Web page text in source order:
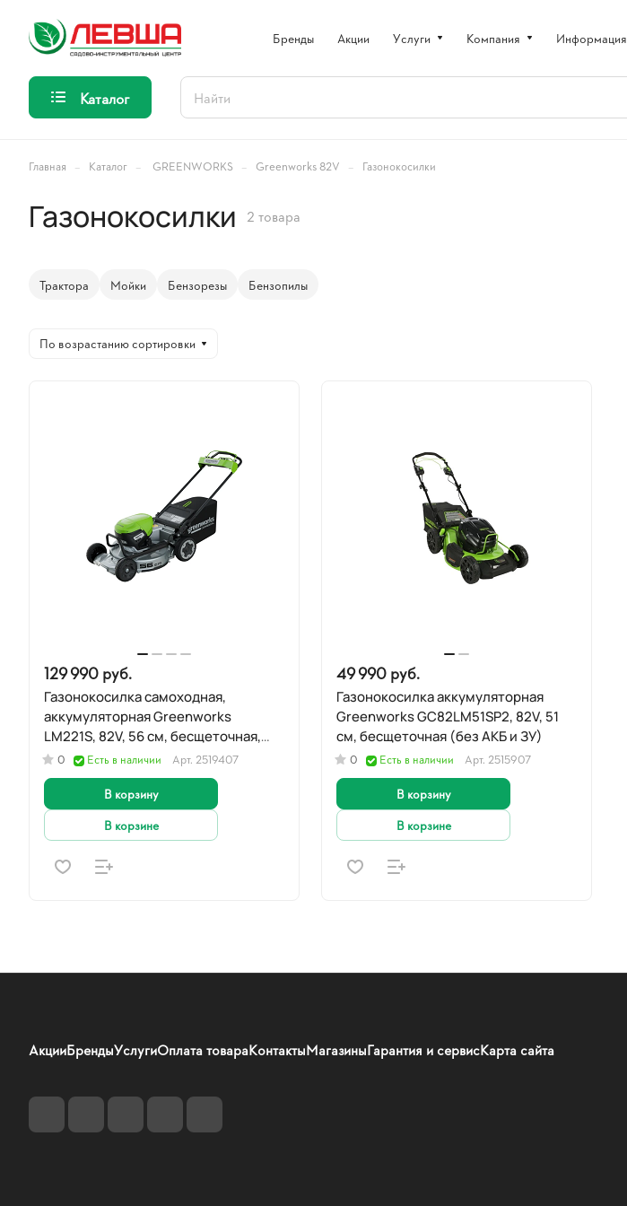
Бренды Акции Услуги Компания Информация
Каталог
Главная – Каталог – GREENWORKS – Greenworks 82V – Газонокосилки
Газонокосилки 2 товара
Трактора Мойки Бензорезы Бензопилы
По возрастанию сортировки
129 990 руб.
Газонокосилка самоходная,
аккумуляторная Greenworks
LM221S, 82V, 56 см, бесщеточная,
без АКБ и ЗУ
0 Есть в наличии Арт. 2519407
В корзину
В корзине
49 990 руб.
Газонокосилка аккумуляторная
Greenworks GC82LM51SP2, 82V, 51
см, бесщеточная (без АКБ и ЗУ)
0 Есть в наличии Арт. 2515907
В корзину
В корзине
АкцииБрендыУслугиОплата товараКонтактыМагазиныГарантия и сервисКарта сайта